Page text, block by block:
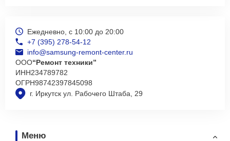
г. Иркутск ул. Рабочего Штаба, 29
Ежедневно, с 10:00 до 20:00
+7 (395) 278-54-12
info@samsung-remont-center.ru
ООО“Ремонт техники”
ИНН234789782
ОГРН98742397845098
Меню